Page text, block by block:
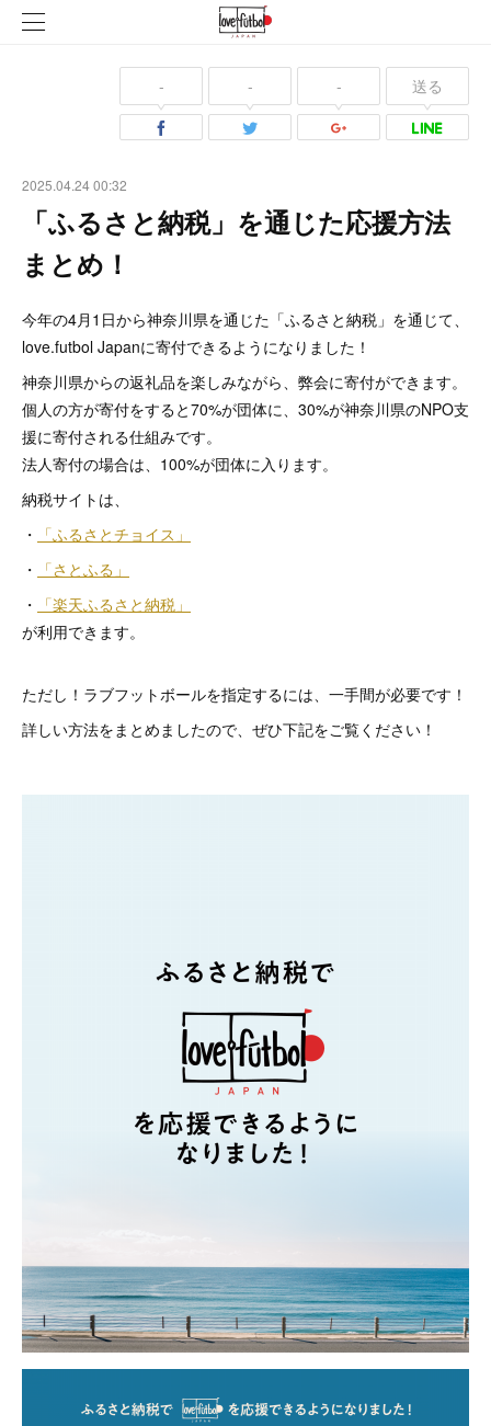
- - - 送る
2025.04.24 00:32
「ふるさと納税」を通じた応援方法
まとめ！
今年の4月1日から神奈川県を通じた「ふるさと納税」を通じて、
love.futbol Japanに寄付できるようになりました！
神奈川県からの返礼品を楽しみながら、弊会に寄付ができます。
個人の方が寄付をすると70%が団体に、30%が神奈川県のNPO支
援に寄付される仕組みです。
法人寄付の場合は、100%が団体に入ります。
納税サイトは、
・
「ふるさとチョイス」
・
「さとふる」
・
「楽天ふるさと納税」
が利用できます。
ただし！ラブフットボールを指定するには、一手間が必要です！
詳しい方法をまとめましたので、ぜひ下記をご覧ください！